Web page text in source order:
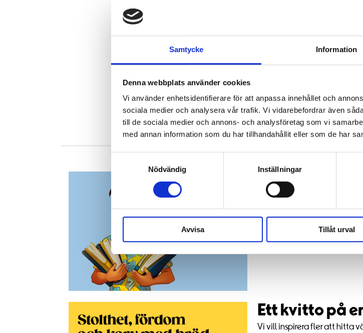
Samtycke Information
Denna webbplats använder cookies
Vi använder enhetsidentifierare för att anpassa innehållet och
sociala medier och analysera vår trafik. Vi vidarebefordrar även
till de sociala medier och annons- och analysföretag som vi
med annan information som du har tillhandahållit eller som de har
Nödvändig
Inställningar
Avvisa Tillåt urval
Du behöver acceptera marknadsförings-cookies
Om Läsbyrån
För att uppmuntra till mer
som riktar in sig på bok- och
Ett kvitto på
Vi vill inspirera fler att hitta